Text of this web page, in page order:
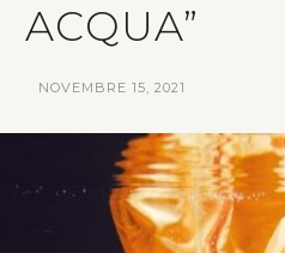
ACQUA”
NOVEMBRE 15, 2021